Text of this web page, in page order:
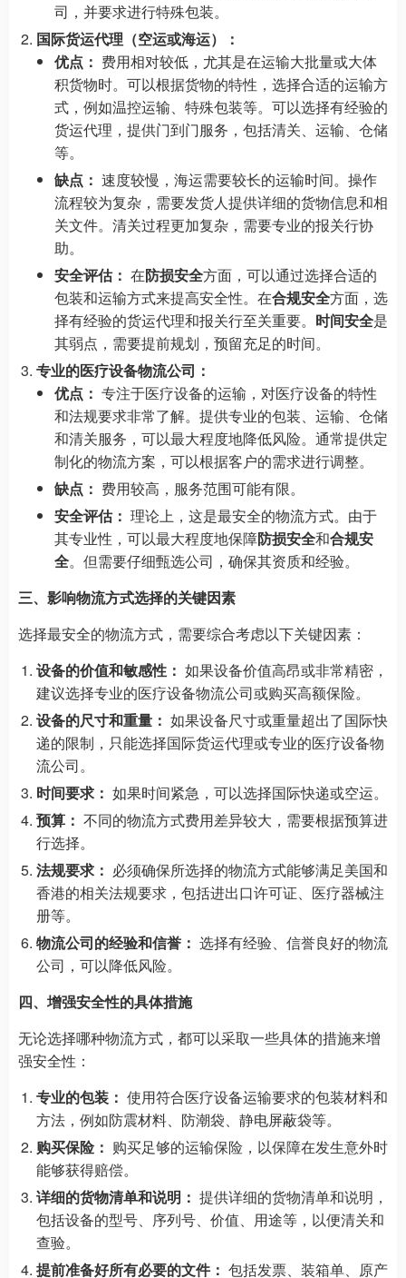
司，并要求进行特殊包装。
国际货运代理（空运或海运）：
优点： 费用相对较低，尤其是在运输大批量或大体
积货物时。可以根据货物的特性，选择合适的运输方
式，例如温控运输、特殊包装等。可以选择有经验的
货运代理，提供门到门服务，包括清关、运输、仓储
等。
缺点： 速度较慢，海运需要较长的运输时间。操作
流程较为复杂，需要发货人提供详细的货物信息和相
关文件。清关过程更加复杂，需要专业的报关行协
助。
安全评估： 在防损安全方面，可以通过选择合适的
包装和运输方式来提高安全性。在合规安全方面，选
择有经验的货运代理和报关行至关重要。 时间安全是
其弱点，需要提前规划，预留充足的时间。
专业的医疗设备物流公司：
优点： 专注于医疗设备的运输，对医疗设备的特性
和法规要求非常了解。提供专业的包装、运输、仓储
和清关服务，可以最大程度地降低风险。通常提供定
制化的物流方案，可以根据客户的需求进行调整。
缺点： 费用较高，服务范围可能有限。
安全评估： 理论上，这是最安全的物流方式。由于
其专业性，可以最大程度地保障防损安全和合规安
全。但需要仔细甄选公司，确保其资质和经验。
三、影响物流方式选择的关键因素
选择最安全的物流方式，需要综合考虑以下关键因素：
设备的价值和敏感性： 如果设备价值高昂或非常精密，
建议选择专业的医疗设备物流公司或购买高额保险。
设备的尺寸和重量： 如果设备尺寸或重量超出了国际快
递的限制，只能选择国际货运代理或专业的医疗设备物
流公司。
时间要求： 如果时间紧急，可以选择国际快递或空运。
预算： 不同的物流方式费用差异较大，需要根据预算进
行选择。
法规要求： 必须确保所选择的物流方式能够满足美国和
香港的相关法规要求，包括进出口许可证、医疗器械注
册等。
物流公司的经验和信誉： 选择有经验、信誉良好的物流
公司，可以降低风险。
四、增强安全性的具体措施
无论选择哪种物流方式，都可以采取一些具体的措施来增
强安全性：
专业的包装： 使用符合医疗设备运输要求的包装材料和
方法，例如防震材料、防潮袋、静电屏蔽袋等。
购买保险： 购买足够的运输保险，以保障在发生意外时
能够获得赔偿。
详细的货物清单和说明： 提供详细的货物清单和说明，
包括设备的型号、序列号、价值、用途等，以便清关和
查验。
提前准备好所有必要的文件： 包括发票、装箱单、原产